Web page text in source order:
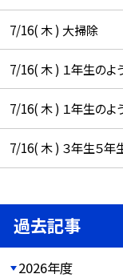
7/16( 木 ) 大掃除
7/16( 木 ) １年生のよ
7/16( 木 ) １年生のよ
7/16( 木 ) ３年生５年
過去記事
2026年度